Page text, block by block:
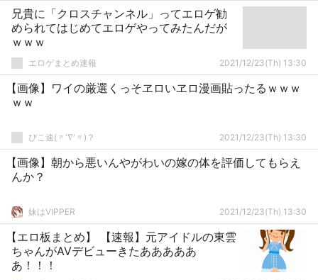
兄貴に「クロスチャンネル」ってエロゲ勧
められてはじめてエロゲやってみたんだが
ｗｗｗ
エロゲまとめ速報 2021/12/23(Th) 13:30
【画像】ワイの厳選くっそヱロいヱロ漫画貼ったるｗｗｗ
ｗｗ
ぴこ速(〃'∇'〃)？ 2021/12/23(Th) 13:30
【画像】朝から悪いんやがわいの嫁の体を評価してもらえ
んか？
妹はVIPPER 2021/12/23(Th) 13:30
【エロ板まとめ】 【速報】元アイドルの東雲
ちゃんがAVデビューきたあああああ
あ！！！